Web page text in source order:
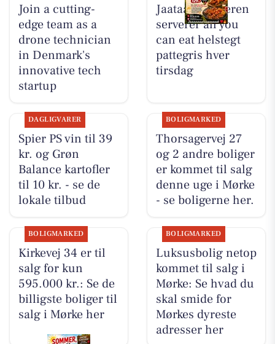
Join a cutting-
edge team as a
drone technician
in Denmark's
innovative tech
startup
Jaataak Slagteren
serverer all you
can eat helstegt
pattegris hver
tirsdag
DAGLIGVARER
Spier PS vin til 39
kr. og Grøn
Balance kartofler
til 10 kr. - se de
lokale tilbud
BOLIGMARKED
Thorsagervej 27
og 2 andre boliger
er kommet til salg
denne uge i Mørke
- se boligerne her.
BOLIGMARKED
Kirkevej 34 er til
salg for kun
595.000 kr.: Se de
billigste boliger til
salg i Mørke her
BOLIGMARKED
Luksusbolig netop
kommet til salg i
Mørke: Se hvad du
skal smide for
Mørkes dyreste
adresser her